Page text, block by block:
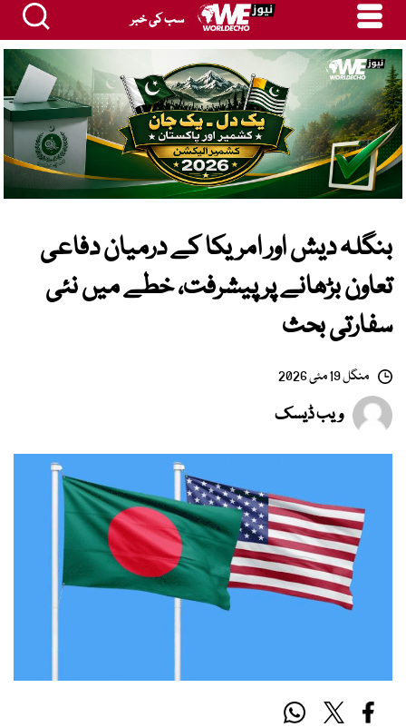
سب کی خبر
بنگلہ دیش اور امریکا کے درمیان دفاعی
تعاون بڑھانے پر پیشرفت، خطے میں نئی
سفارتی بحث
منگل 19 مئی 2026
ویب ڈیسک